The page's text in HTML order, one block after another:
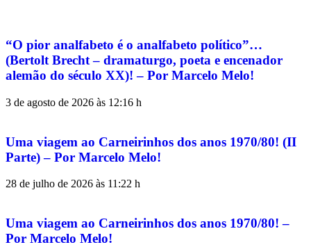
“O pior analfabeto é o analfabeto político”…
(Bertolt Brecht – dramaturgo, poeta e encenador
alemão do século XX)! – Por Marcelo Melo!
3 de agosto de 2026 às 12:16 h
Uma viagem ao Carneirinhos dos anos 1970/80! (II
Parte) – Por Marcelo Melo!
28 de julho de 2026 às 11:22 h
Uma viagem ao Carneirinhos dos anos 1970/80! –
Por Marcelo Melo!